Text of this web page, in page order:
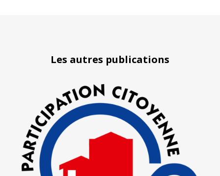
Les autres publications